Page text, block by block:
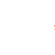
jeune
"C'est moi"